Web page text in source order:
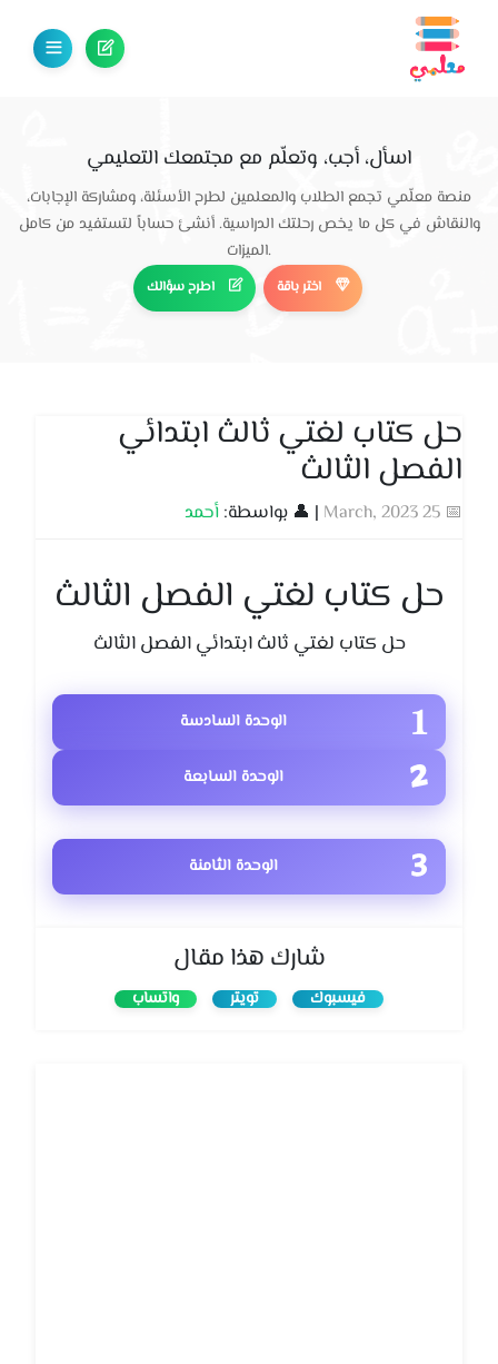
اسأل، أجب، وتعلّم مع مجتمعك التعليمي
منصة معلّمي تجمع الطلاب والمعلمين لطرح الأسئلة، ومشاركة الإجابات،
والنقاش في كل ما يخص رحلتك الدراسية. أنشئ حساباً لتستفيد من كامل
الميزات.
اطرح سؤالك اختر باقة
حل كتاب لغتي ثالث ابتدائي
الفصل الثالث
📅 25 March, 2023 | 👤 بواسطة: أحمد
حل كتاب لغتي الفصل الثالث
حل كتاب لغتي ثالث ابتدائي الفصل الثالث
الوحدة السادسة
الوحدة السابعة
الوحدة الثامنة
شارك هذا مقال
فيسبوك تويتر واتساب